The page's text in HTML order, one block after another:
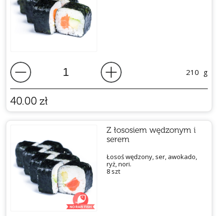
210 g
40.00 zł
Z łososiem wędzonym i
serem
Łosoś wędzony, ser, awokado,
ryż, nori.
8 szt